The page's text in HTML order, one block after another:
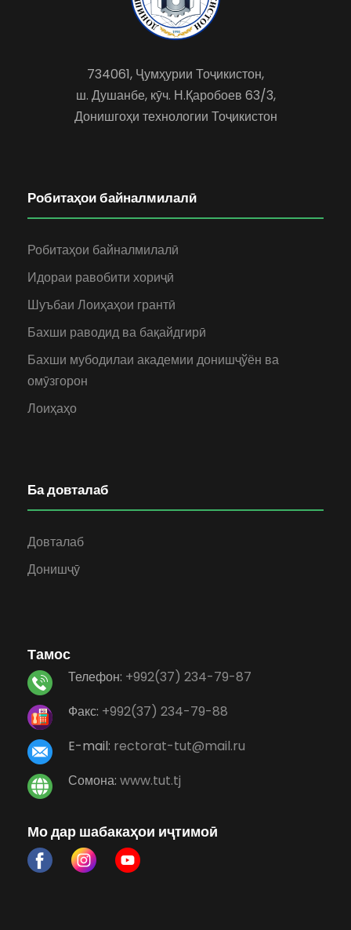
734061, Ҷумҳурии Тоҷикистон,
ш. Душанбе, кӯч. Н.Қаробоев 63/3,
Донишгоҳи технологии Тоҷикистон
Робитаҳои байналмилалӣ
Робитаҳои байналмилалӣ
Идораи равобити хориҷӣ
Шуъбаи Лоиҳаҳои грантӣ
Бахши раводид ва бақайдгирӣ
Бахши мубодилаи академии донишҷўён ва
омӯзгорон
Лоиҳаҳо
Ба довталаб
Довталаб
Донишҷӯ
Тамос
Телефон: +992(37) 234-79-87
Факс: +992(37) 234-79-88
E-mail: rectorat-tut@mail.ru
Сомона: www.tut.tj
Мо дар шабакаҳои иҷтимоӣ